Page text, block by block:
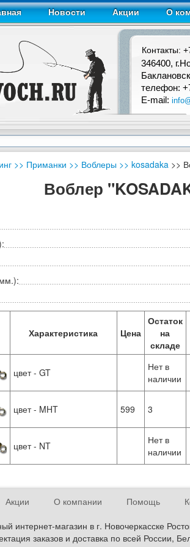
Новости Акции О
Контакты:
346400,
телефон:
E-mail:
>> Приманки >> Воблеры>> kosadaka>>
Воблер
Характеристика Цена
Остаток
на
складе
цвет - GT
Нет в
наличии
цвет - MHT 599 3
цвет - NT
Нет в
наличии
Акции О компании Помощь
интернет-магазин в г. Новочеркасске
заказов и доставка по всей России,